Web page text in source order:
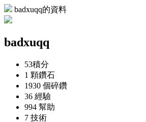
badxuqq的資料
badxuqq
53積分
1 顆鑽石
1930 個碎鑽
36 經驗
994 幫助
7 技術